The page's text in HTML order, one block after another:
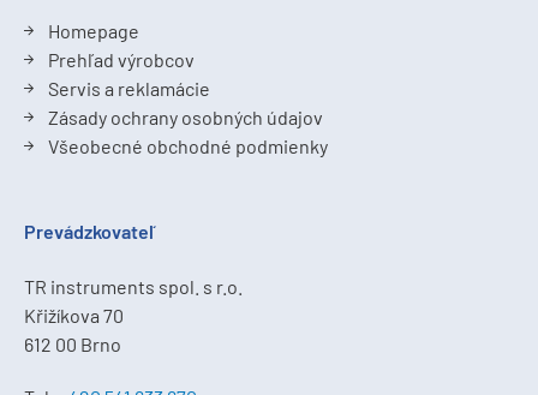
Homepage
Prehľad výrobcov
Servis a reklamácie
Zásady ochrany osobných údajov
Všeobecné obchodné podmienky
Prevádzkovateľ
TR instruments spol. s r.o.
Křižíkova 70
612 00 Brno